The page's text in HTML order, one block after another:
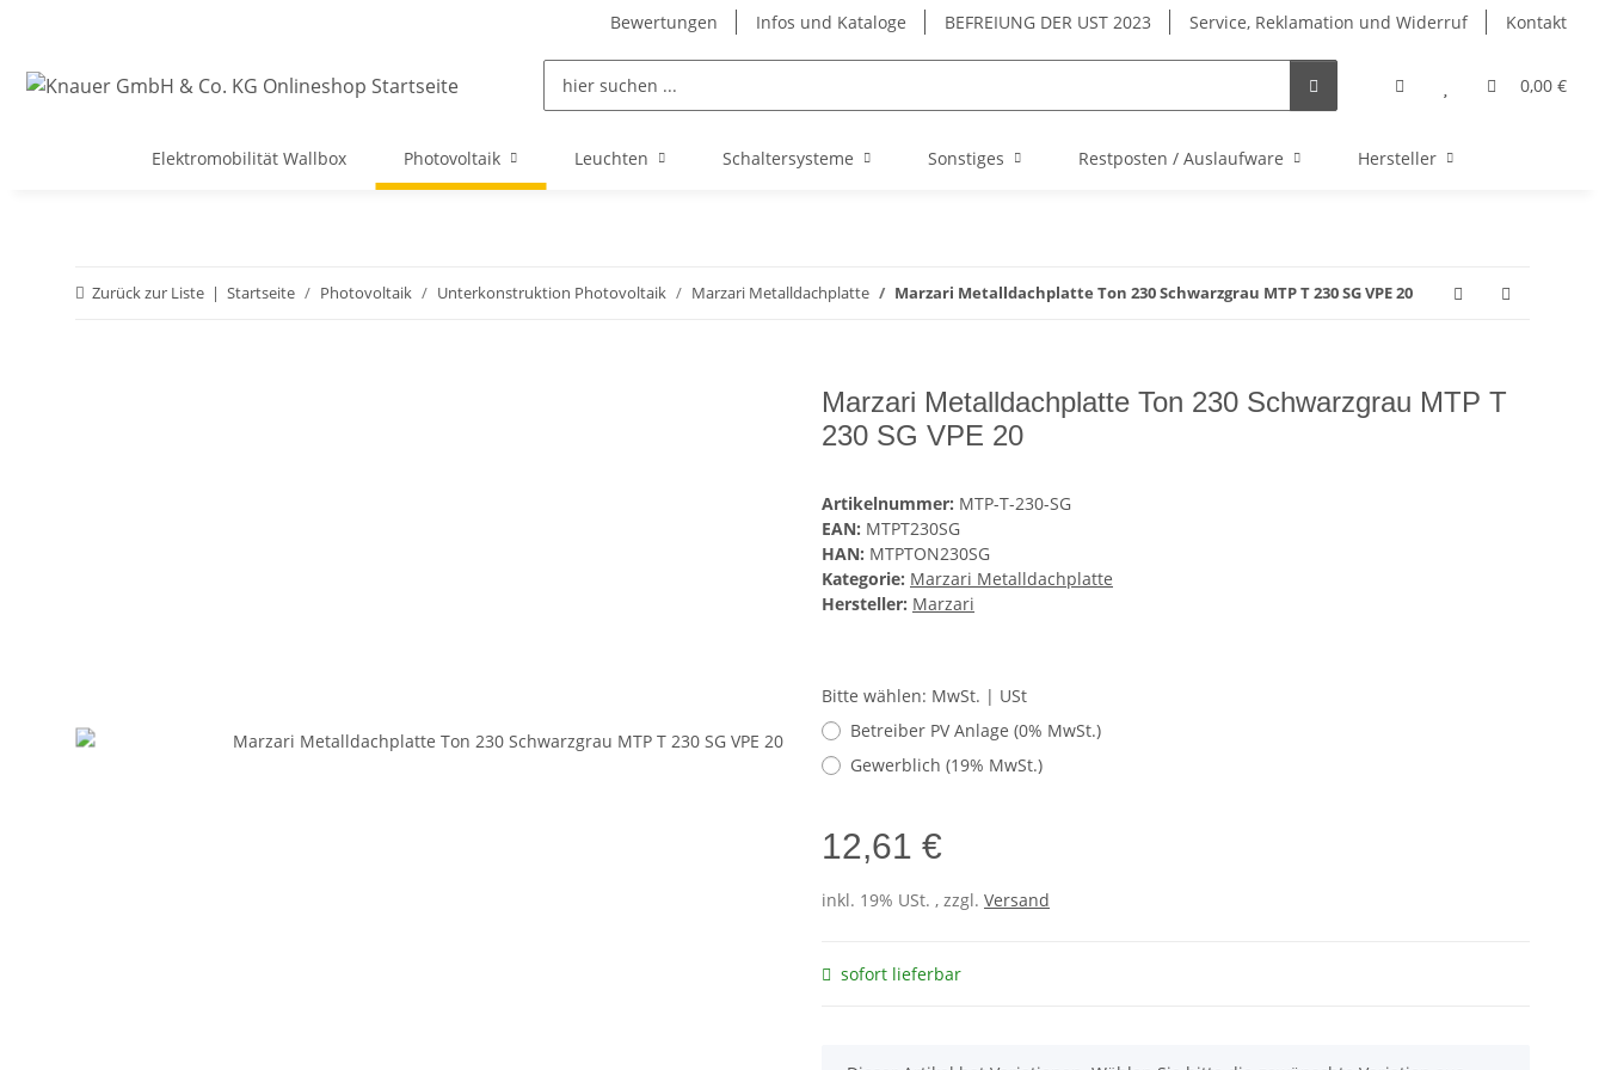
Bewertungen Infos und Kataloge BEFREIUNG DER UST 2023 Service, Reklamation und Widerruf Kontakt
0,00 €
Elektromobilität Wallbox Photovoltaik Leuchten Schaltersysteme Sonstiges Restposten / Auslaufware Hersteller
Zurück zur Liste Startseite Photovoltaik Unterkonstruktion Photovoltaik Marzari Metalldachplatte Marzari Metalldachplatte Ton 230 Schwarzgrau MTP T 230 SG VPE 20
Marzari Metalldachplatte Ton 230 Schwarzgrau MTP T
230 SG VPE 20
Artikelnummer: MTP-T-230-SG
EAN: MTPT230SG
HAN: MTPTON230SG
Kategorie: Marzari Metalldachplatte
Hersteller: Marzari
Bitte wählen: MwSt. | USt
Betreiber PV Anlage (0% MwSt.)
Gewerblich (19% MwSt.)
12,61 €
inkl. 19% USt. , zzgl. Versand
sofort lieferbar